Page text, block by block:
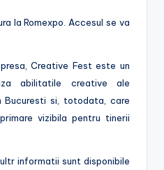
la Romexpo. Accesul se va
Creative Fest este un
abilitatile creative ale
Bucuresti si, totodata, care
vizibila pentru tinerii
informatii sunt disponibile